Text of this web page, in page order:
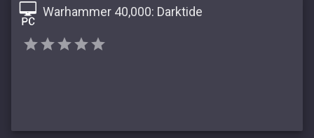
Warhammer 40,000: Darktide